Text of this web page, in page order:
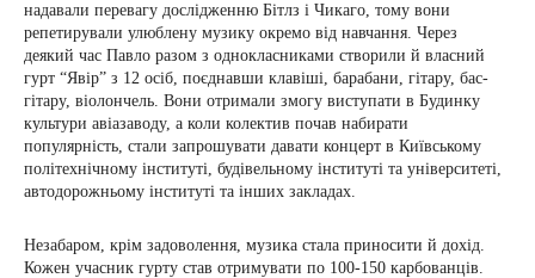
надавали перевагу дослідженню Бітлз і Чикаго, тому вони
репетирували улюблену музику окремо від навчання. Через
деякий час Павло разом з однокласниками створили й власний
гурт “Явір” з 12 осіб, поєднавши клавіші, барабани, гітару, бас-
гітару, віолончель. Вони отримали змогу виступати в Будинку
культури авіазаводу, а коли колектив почав набирати
популярність, стали запрошувати давати концерт в Київському
політехнічному інституті, будівельному інституті та університеті,
автодорожньому інституті та інших закладах.
Незабаром, крім задоволення, музика стала приносити й дохід.
Кожен учасник гурту став отримувати по 100-150 карбованців.